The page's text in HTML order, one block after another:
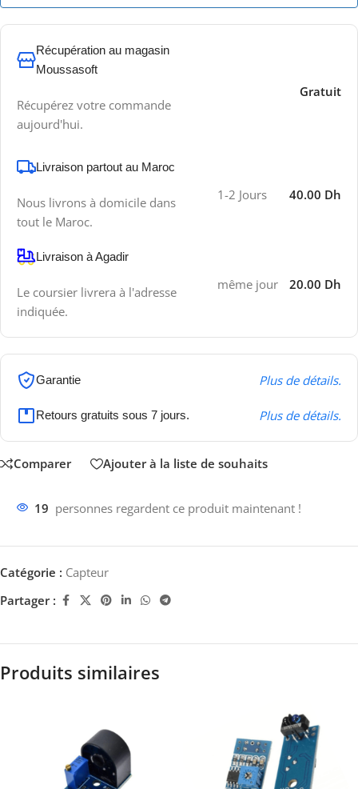
Récupération au magasin
Moussasoft
Récupérez votre commande
aujourd'hui.
Gratuit
Livraison partout au Maroc
Nous livrons à domicile dans
tout le Maroc.
1-2 Jours 40.00 Dh
Livraison à Agadir
Le coursier livrera à l'adresse
indiquée.
même jour 20.00 Dh
Garantie Plus de détails.
Retours gratuits sous 7 jours. Plus de détails.
Comparer Ajouter à la liste de souhaits
19 personnes regardent ce produit maintenant !
Catégorie : Capteur
Partager :
Produits similaires